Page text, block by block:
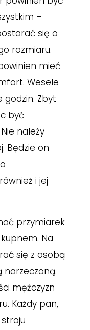
–
się o
rozmiaru.
mieć
Wesele
Zbyt
być
należy
Będzie on
i jej
przymiarek
Na
się z osobą
narzeczoną.
mężczyzn
Każdy pan,